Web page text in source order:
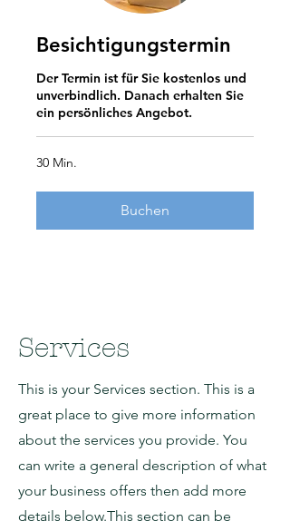
Besichtigungstermin
Der Termin ist für Sie kostenlos und
unverbindlich. Danach erhalten Sie
ein persönliches Angebot.
30 Min.
Buchen
Services
This is your Services section. This is a
great place to give more information
about the services you provide. You
can write a general description of what
your business offers then add more
details below.This section can be